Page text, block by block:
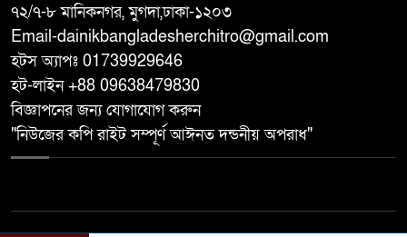
৭২/৭-৮ মানিকনগর, মুগদা,ঢাকা-১২০৩
Email-dainikbangladesherchitro@gmail.com
হটস অ্যাপঃ 01739929646
হট-লাইন +88 09638479830
বিজ্ঞাপনের জন্য যোগাযোগ করুন
"নিউজের কপি রাইট সম্পূর্ণ আঈনত দন্ডনীয় অপরাধ"